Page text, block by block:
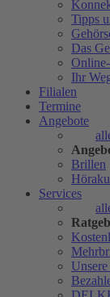
Tipps
Das
Ihr
Filialen
Termine
Angebote
Brillen
Services